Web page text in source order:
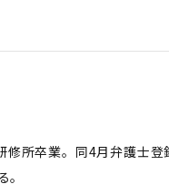
所卒業。同4月弁護士